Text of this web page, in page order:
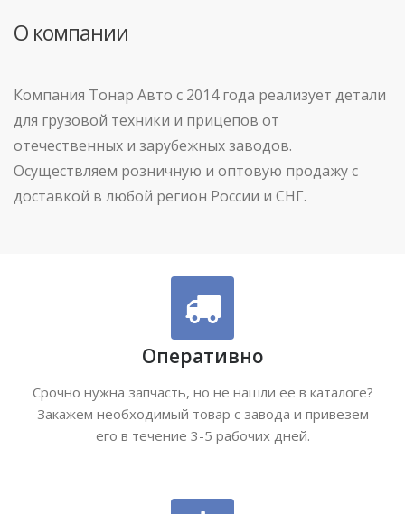
О компании
Компания Тонар Авто с 2014 года реализует детали
для грузовой техники и прицепов от
отечественных и зарубежных заводов.
Осуществляем розничную и оптовую продажу с
доставкой в любой регион России и СНГ.
Оперативно
Срочно нужна запчасть, но не нашли ее в каталоге?
Закажем необходимый товар с завода и привезем
его в течение 3-5 рабочих дней.